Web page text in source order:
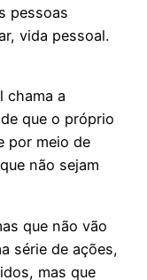
pessoas
vida pessoal.
chama a
que o próprio
por meio de
não sejam
que não vão
série de ações,
mas que